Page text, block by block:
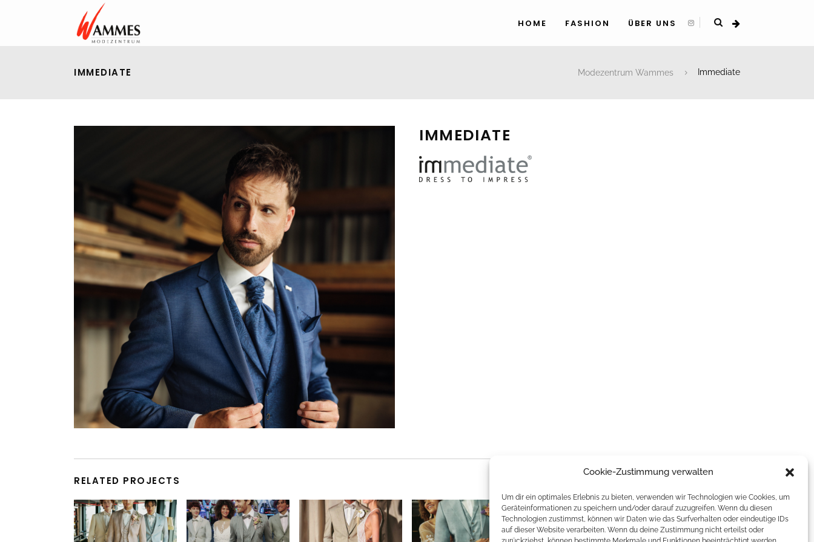
Cookie-Zustimmung verwalten
Um dir ein optimales Erlebnis zu bieten, verwenden wir Technologien wie Cookies, um
Geräteinformationen zu speichern und/oder darauf zuzugreifen. Wenn du diesen
Technologien zustimmst, können wir Daten wie das Surfverhalten oder eindeutige IDs
auf dieser Website verarbeiten. Wenn du deine Zustimmung nicht erteilst oder
HOME FASHION ÜBER UNS
IMMEDIATE Modezentrum Wammes Immediate
IMMEDIATE
RELATED PROJECTS